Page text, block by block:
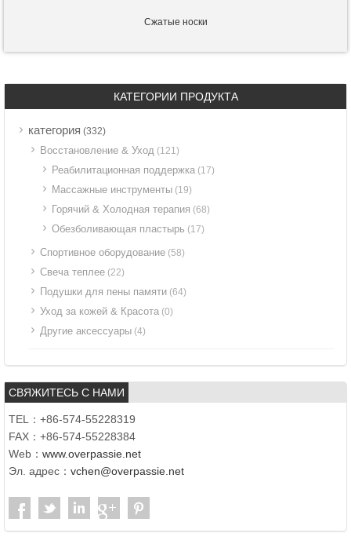
Сжатые носки
КАТЕГОРИИ ПРОДУКТА
категория (332)
Восстановление & Уход (121)
Реабилитационная поддержка (17)
Массажные инструменты (19)
Горячий & Холодная терапия (68)
Обезболивающая пластырь (17)
Спортивное оборудование (58)
Свеча теплее (22)
Подушки для пены памяти (64)
Уход за кожей & Красота (0)
Другие аксессуары (4)
СВЯЖИТЕСЬ С НАМИ
TEL：+86-574-55228319
FAX：+86-574-55228384
Web： www.overpassie.net
Эл. адрес： vchen@overpassie.net